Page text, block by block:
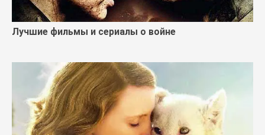
Лучшие фильмы и сериалы о войне